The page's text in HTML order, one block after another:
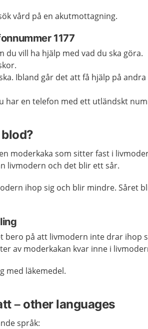
vård på en akutmottagning.
1177
du vill ha hjälp med vad du ska göra.
Ibland går det att få hjälp på andra
har en telefon med ett utländskt
moderkaka som sitter fast i
livmodern och det blir ett sår.
ihop sig och blir mindre. Såret
bero på att livmodern inte drar ihop
av moderkakan kvar inne i
med läkemedel.
– other languages
språk: